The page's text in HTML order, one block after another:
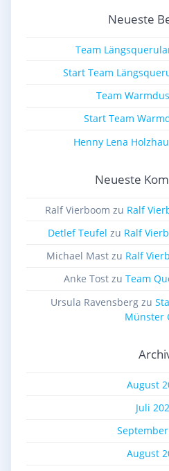
Neueste
Team
Start Team
Team
Start Team
Henny Lena
Neueste
Ralf Vierboom zu Ralf
Detlef Teufel zu Ralf
Michael Mastzu Ralf
Anke Tostzu Team
Ursula Ravensberg zu
Münster
August
Juli
August